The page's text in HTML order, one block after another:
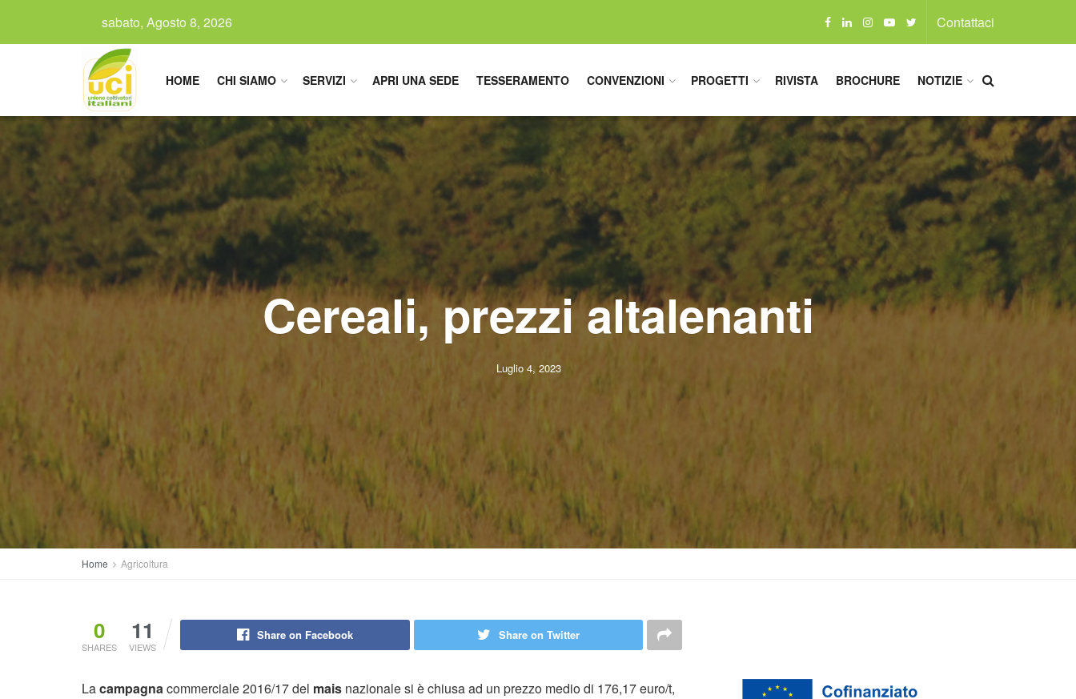
sabato, Agosto 8, 2026 Contattaci
HOME CHI SIAMO SERVIZI APRI UNA SEDE TESSERAMENTO CONVENZIONI PROGETTI RIVISTA BROCHURE NOTIZIE
Cereali, prezzi altalenanti
Luglio 4, 2023
Home Agricoltura
0
SHARES
11
VIEWS
Share on Facebook Share on Twitter
Lacampagnacommerciale 2016/17 del mais nazionale si è chiusa ad un prezzo medio di 176,17 euro/t,